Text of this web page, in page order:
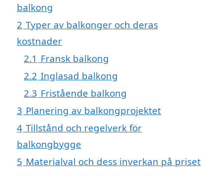
balkong
2 Typer av balkonger och deras
kostnader
2.1 Fransk balkong
2.2 Inglasad balkong
2.3 Fristående balkong
3 Planering av balkongprojektet
4 Tillstånd och regelverk för
balkongbygge
5 Materialval och dess inverkan på priset